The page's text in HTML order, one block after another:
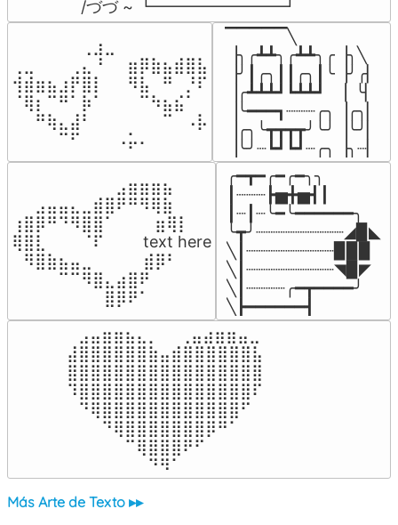
/づづ ~ ┗━━━━━━━━┛
⠀⠀⠀⠀⠀⠀⢀⣰⣀⠀⠀⠀⠀⠀⠀⠀⠀
⢀⣀⠀⠀⠀⢀⣄⠘⠀⠀⣶⡿⣷⣦⣾⣿⣧
⢺⣾⣶⣦⣰⡟⣿⡇⠀⠀⠻⣧⠀⠛⠀⡘⠏
⠈⢿⡆⠉⠛⠁⡷⠁⠀⠀⠀⠉⠳⣦⣮⠁⠀
⠀⠀⠛⢷⣄⣼⠃⠀⠀⠀⠀⠀⠀⠉⠀⠠⡧
⠀⠀⠀⠀⠉⠋⠀⠀⠀⠠⡥⠄⠀⠀⠀⠀⠀
▔▔▔▔▔╲
▕╮╭┻┻╮╭┻┻╮╭▕╮╲
▕╯┃╭╮┃┃╭╮┃╰▕╯╭▏
▕╭┻┻┻┛┗┻┻┛  ▕  ╰▏
▕╰━━━┓┈┈┈╭╮▕╭╮▏
▕╭╮╰┳┳┳┳╯╰╯▕╰╯▏
▕╰╯┈┗┛┗┛┈╭╮▕╮┈▏
⠀⠀⠀⠀⠀⠀⠀⠀⠀⣠⣶⣶⣶⣦⠀⠀
⠀⠀⣠⣤⣤⣄⣀⣾⣿⠟⠛⠻⢿⣷⠀
⢰⣿⡿⠛⠙⠻⣿⣿⠁⠀⠀ ⠀⣶⢿⡇
⢿⣿⣇⠀⠀⠀⠈⠏⠀⠀⠀ text here
⠀⠻⣿⣷⣦⣤⣀⠀⠀⠀ ⠀⣾⡿⠃⠀
⠀⠀⠀⠀⠉⠉⠻⣿⣄⣴⣿⠟⠀⠀⠀
⠀⠀⠀⠀⠀⠀⠀⠀⣿⡿⠟⠁⠀⠀⠀
╭━┳━╭━╭━╮╮
┃┈┈┈┣▅╋▅┫┃
┃┈┃┈╰━╰━━━━━━╮
╰┳╯┈┈┈┈┈┈┈┈┈◢▉◣
╲┃┈┈┈┈┈┈┈┈┈▉▉▉
╲┃┈┈┈┈┈┈┈┈┈◥▉◤
╲┃┈┈┈┈╭━┳━━━━╯
╲┣━━━━━━┫﻿
⠀⣠⣤⣶⣶⣦⣄⡀  ⠀⢀⣤⣴⣶⣶⣤⣀⠀
⣼⣿⣿⣿⣿⣿⣿⣷⣤⣾⣿⣿⣿⣿⣿⣿⣧
⣿⣿⣿⣿⣿⣿⣿⣿⣿⣿⣿⣿⣿⣿⣿⣿⣿
⠹⣿⣿⣿⣿⣿⣿⣿⣿⣿⣿⣿⣿⣿⣿⣿⠏
⠀⠙⢿⣿⣿⣿⣿⣿⣿⣿⣿⣿⣿⣿⣿⠋⠀
⠀⠀⠀⠙⢿⣿⣿⣿⣿⣿⣿⣿⡿⠛⠁⠀⠀
⠀⠀⠀⠀⠀⠉⢿⣿⣿⣿⠟⠋⠀⠀⠀⠀⠀
⠀⠀⠀⠀⠀⠀⠀⠙⠻⠁⠀⠀⠀⠀⠀⠀⠀⠀⠀⠀⠀⠀⠀
Más Arte de Texto ▸▸